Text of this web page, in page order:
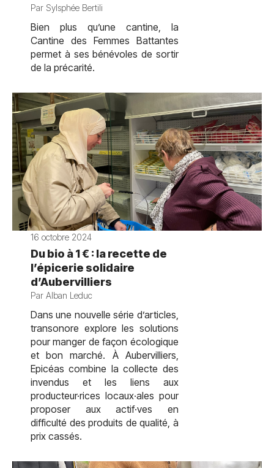
Par Sylsphée Bertili
Bien plus qu’une cantine, la
Cantine des Femmes Battantes
permet à ses bénévoles de sortir
de la précarité.
16 octobre 2024
Du bio à 1 € : la recette de
l’épicerie solidaire
d’Aubervilliers
Par Alban Leduc
Dans une nouvelle série d’articles,
transonore explore les solutions
pour manger de façon écologique
et bon marché. À Aubervilliers,
Epicéas combine la collecte des
invendus et les liens aux
producteur·rices locaux·ales pour
proposer aux actif·ves en
difficulté des produits de qualité, à
prix cassés.